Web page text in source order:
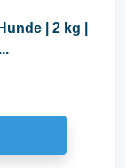
| 2 kg |